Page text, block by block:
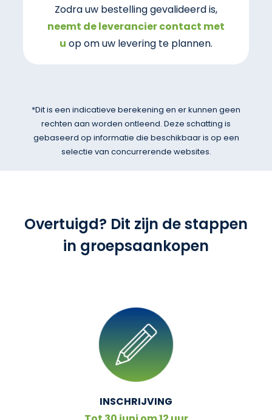
Zodra uw bestelling gevalideerd is,
neemt de leverancier contact met
u op om uw levering te plannen.
*Dit is een indicatieve berekening en er kunnen geen
rechten aan worden ontleend. Deze schatting is
gebaseerd op informatie die beschikbaar is op een
selectie van concurrerende websites.
Overtuigd? Dit zijn de stappen
in groepsaankopen
INSCHRIJVING